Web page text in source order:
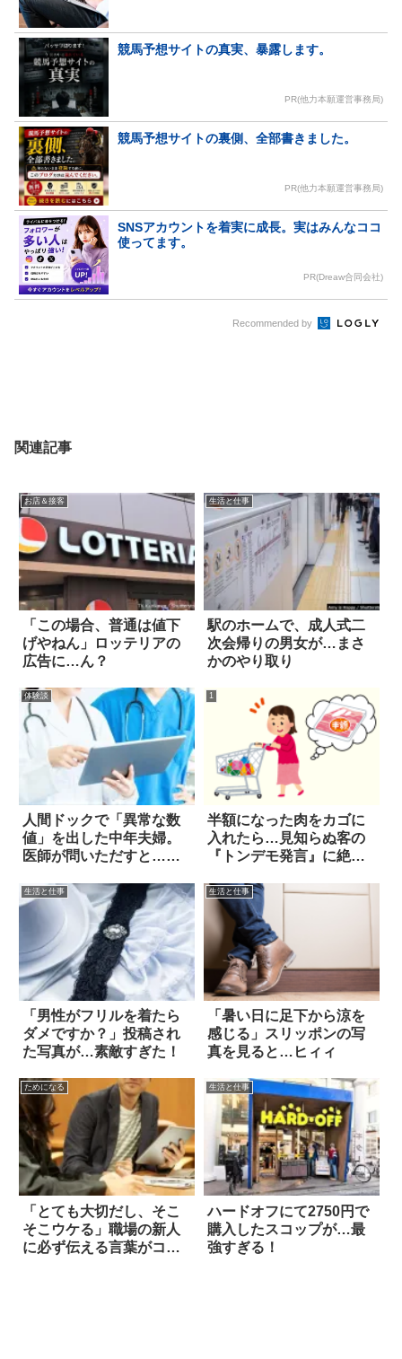
競馬予想サイトの真実、暴露します。
PR(他力本願運営事務局)
競馬予想サイトの裏側、全部書きました。
PR(他力本願運営事務局)
SNSアカウントを着実に成長。実はみんなココ
使ってます。
PR(Dreaw合同会社)
Recommended by
関連記事
お店＆接客
「この場合、普通は値下
げやねん」ロッテリアの
広告に…ん？
生活と仕事
駅のホームで、成人式二
次会帰りの男女が…まさ
かのやり取り
体験談
人間ドックで「異常な数
値」を出した中年夫婦。
医師が問いただすと…絶
1
半額になった肉をカゴに
入れたら…見知らぬ客の
『トンデモ発言』に絶
生活と仕事
「男性がフリルを着たら
ダメですか？」投稿され
た写真が…素敵すぎた！
生活と仕事
「暑い日に足下から涼を
感じる」スリッポンの写
真を見ると…ヒィィ
ためになる
「とても大切だし、そこ
そこウケる」職場の新人
に必ず伝える言葉がコチ
生活と仕事
ハードオフにて2750円で
購入したスコップが…最
強すぎる！